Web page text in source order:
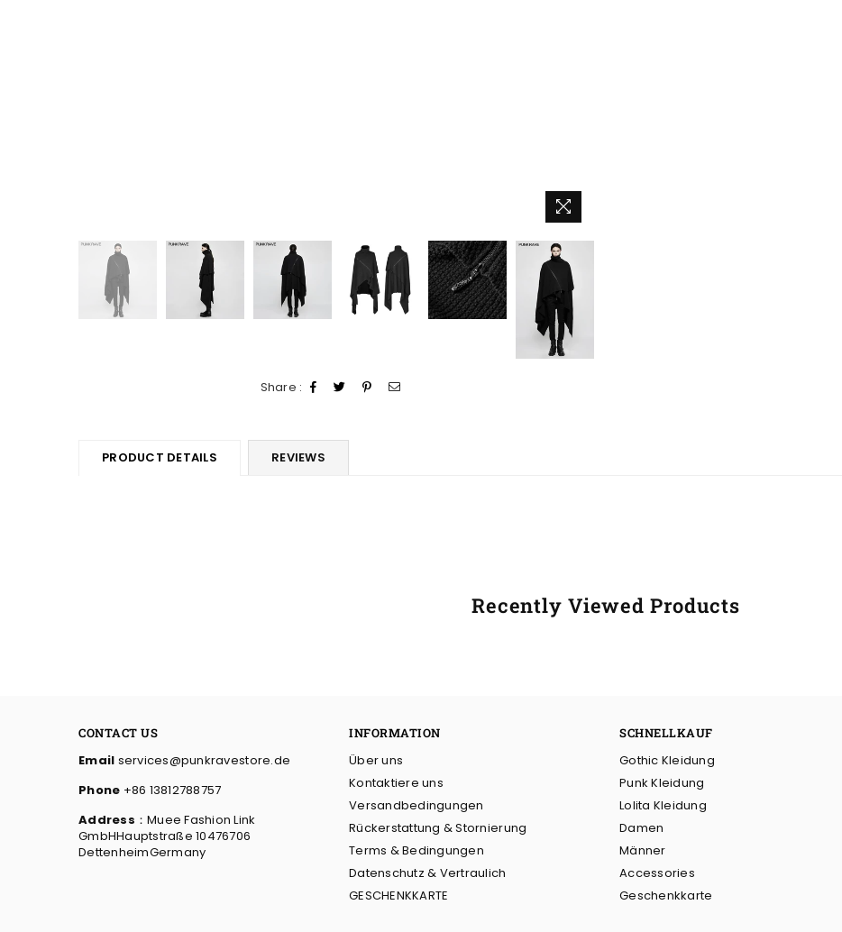
Share :
PRODUCT DETAILS REVIEWS
Recently Viewed Products
CONTACT US
Email services@punkravestore.de
Phone +86 13812788757
Address ：Muee Fashion Link
GmbHHauptstraße 10476706
DettenheimGermany
INFORMATION
Über uns
Kontaktiere uns
Versandbedingungen
Rückerstattung & Stornierung
Terms & Bedingungen
Datenschutz & Vertraulich
GESCHENKKARTE
SCHNELLKAUF
Gothic Kleidung
Punk Kleidung
Lolita Kleidung
Damen
Männer
Accessories
Geschenkkarte